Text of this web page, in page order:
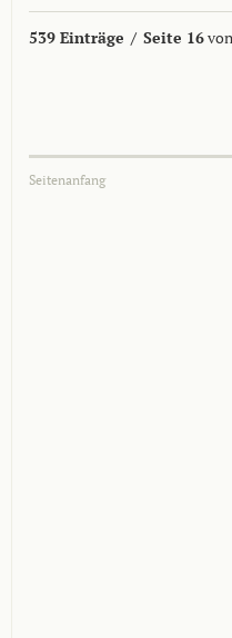
539 Einträge / Seite 16
Seitenanfang